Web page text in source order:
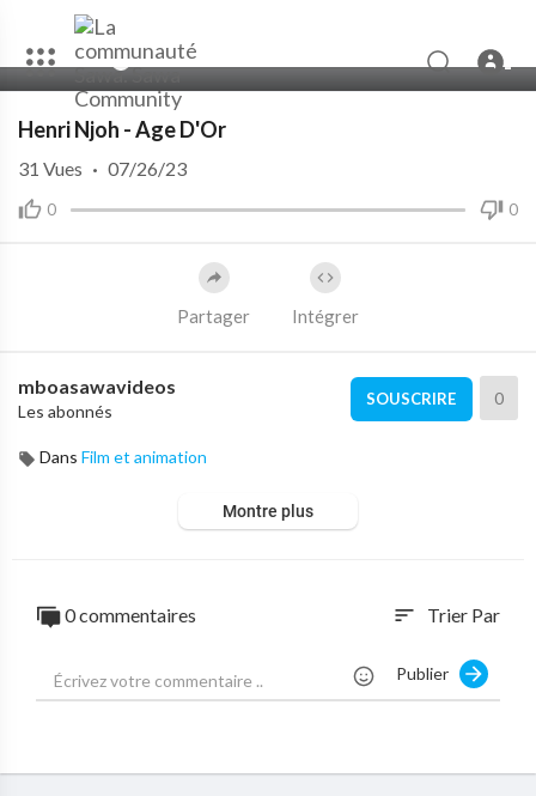
00:00 07:12
Henri Njoh - Age D'Or
0 0
31 Vues · 07/26/23
Partager Intégrer
mboasawavideos
Les abonnés
SOUSCRIRE 0
Dans Film et animation
Montre plus
0 commentaires sort Trier Par
Publier